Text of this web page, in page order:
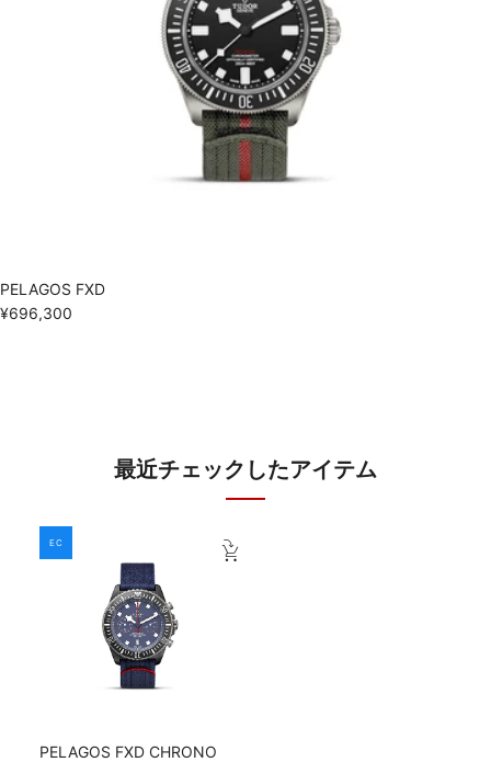
PELAGOS FXD
¥696,300
最近チェックしたアイテム
EC
PELAGOS FXD CHRONO